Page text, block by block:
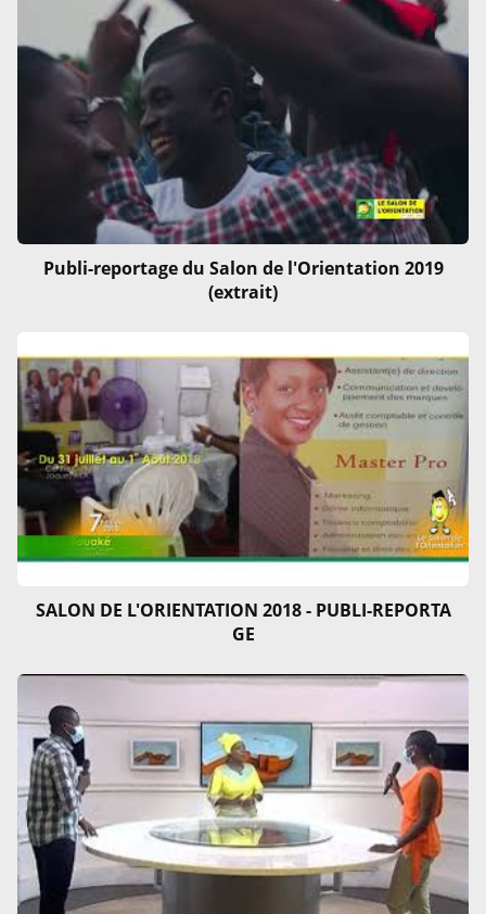
Publi-reportage du Salon de l'Orientation 2019
(extrait)
SALON DE L'ORIENTATION 2018 - PUBLI-REPORTA
GE